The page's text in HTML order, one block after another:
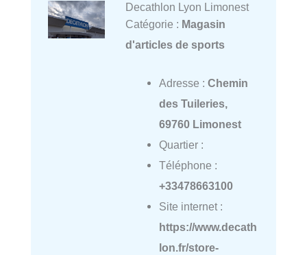
Decathlon Lyon Limonest
Catégorie : Magasin
d'articles de sports
Adresse : Chemin
des Tuileries,
69760 Limonest
Quartier :
Téléphone :
+33478663100
Site internet :
https://www.decath
lon.fr/store-